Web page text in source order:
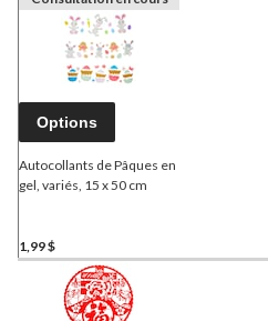
Options
Autocollants de Pâques en
gel, variés, 15 x 50 cm
1,99 $